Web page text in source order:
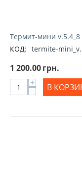
Термит-мини
КОД: termite-
1 200.00грн.
+
− В